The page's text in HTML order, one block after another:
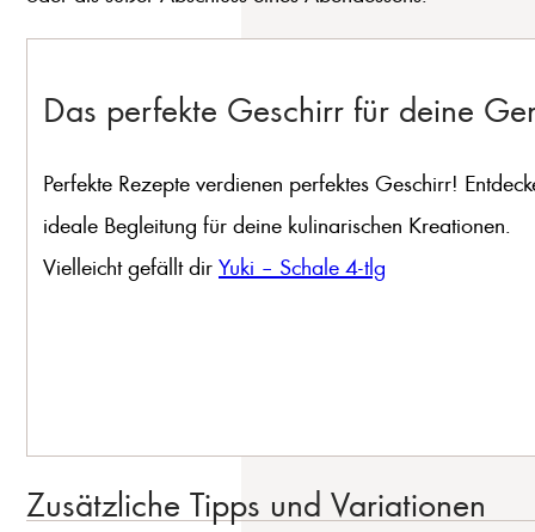
Das perfekte Geschirr für deine
Perfekte Rezepte verdienen perfektes Geschirr!
ideale Begleitung für deine kulinarischen Kreationen.
Vielleicht gefällt dir Yuki – Schale 4-tlg
Zusätzliche Tipps und Variationen